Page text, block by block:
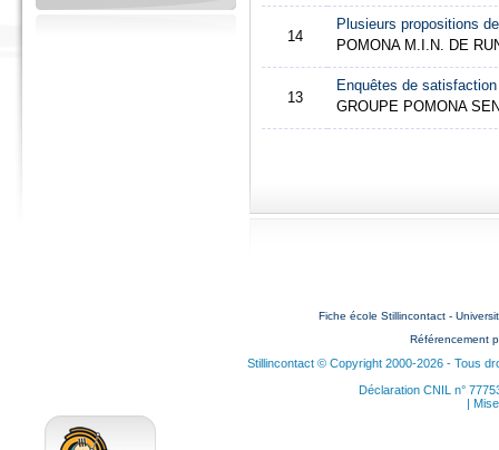
14
Plusieurs propositions
POMONA M.I.N. DE
13
Enquêtes de
GROUPE POMONA
Fiche école Stillincontact -
Référencement
Stillincontact © Copyright 2000-2026 - Tous
Déclaration CNIL n°
|